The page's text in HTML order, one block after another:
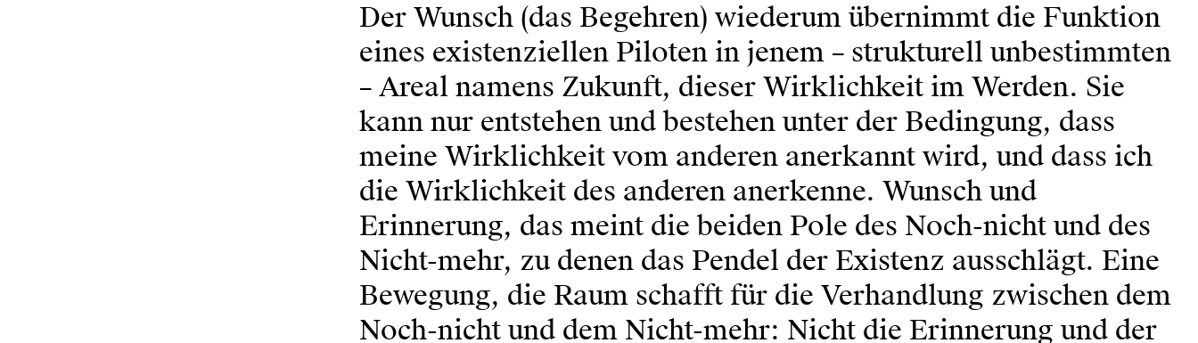
Der Wunsch (das Begehren) wiederum übernimmt die Funktion
eines existenziellen Piloten in jenem – strukturell unbestimmten
– Areal namens Zukunft, dieser Wirklichkeit im Werden. Sie
kann nur entstehen und bestehen unter der Bedingung, dass
meine Wirklichkeit vom anderen anerkannt wird, und dass ich
die Wirklichkeit des anderen anerkenne. Wunsch und
Erinnerung, das meint die beiden Pole des Noch-nicht und des
Nicht-mehr, zu denen das Pendel der Existenz ausschlägt. Eine
Bewegung, die Raum schafft für die Verhandlung zwischen dem
Noch-nicht und dem Nicht-mehr: Nicht die Erinnerung und der